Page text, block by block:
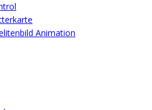
Animation